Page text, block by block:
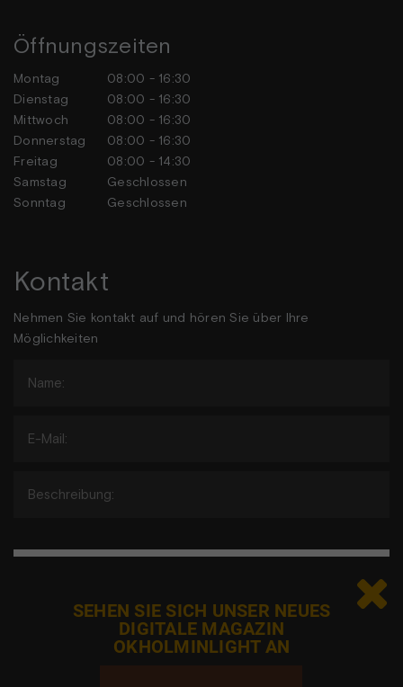
Öffnungszeiten
Montag
08:00 - 16:30
Dienstag
08:00 - 16:30
Mittwoch
08:00 - 16:30
Donnerstag
08:00 - 16:30
Freitag
08:00 - 14:30
Samstag
Geschlossen
Sonntag
Geschlossen
Kontakt
Nehmen Sie kontakt auf und hören Sie über Ihre
Möglichkeiten
Jeg er ikke en robot
Adgangen til elementet er blevet begrænset, da

SEHEN SIE SICH UNSER NEUES
DIGITALE MAGAZIN
OKHOLMINLIGHT AN